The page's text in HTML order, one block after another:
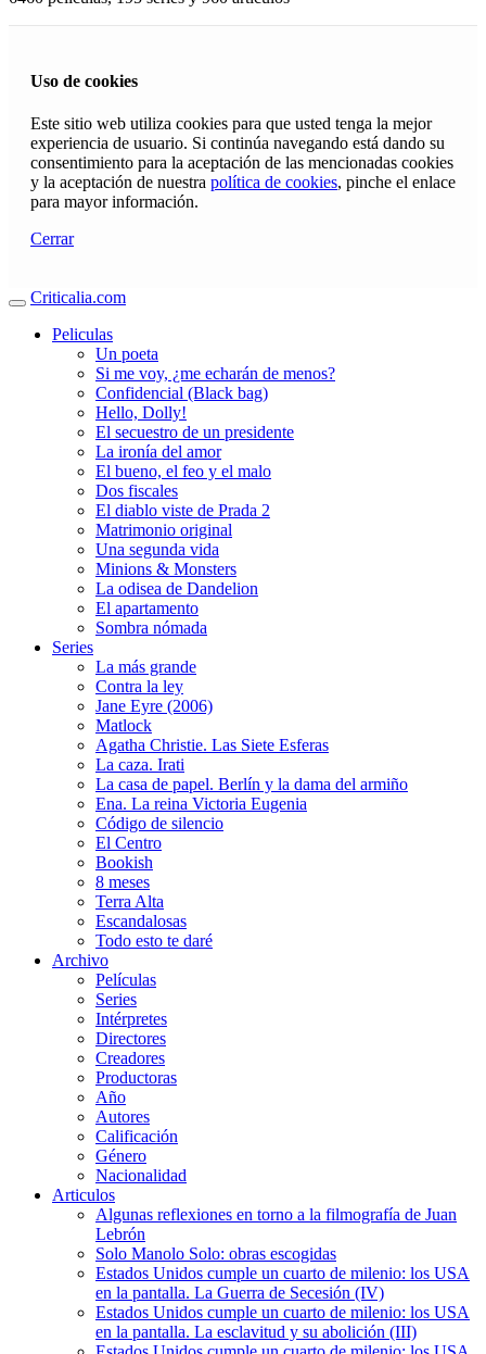
Uso de cookies
Este sitio web utiliza cookies para que usted tenga la mejor
experiencia de usuario. Si continúa navegando está dando su
consentimiento para la aceptación de las mencionadas cookies
y la aceptación de nuestra política de cookies, pinche el enlace
para mayor información.
Cerrar
Criticalia.com
Peliculas
Un poeta
Si me voy, ¿me echarán de menos?
Confidencial (Black bag)
Hello, Dolly!
El secuestro de un presidente
La ironía del amor
El bueno, el feo y el malo
Dos fiscales
El diablo viste de Prada 2
Matrimonio original
Una segunda vida
Minions & Monsters
La odisea de Dandelion
El apartamento
Sombra nómada
Series
La más grande
Contra la ley
Jane Eyre (2006)
Matlock
Agatha Christie. Las Siete Esferas
La caza. Irati
La casa de papel. Berlín y la dama del armiño
Ena. La reina Victoria Eugenia
Código de silencio
El Centro
Bookish
8 meses
Terra Alta
Escandalosas
Todo esto te daré
Archivo
Películas
Series
Intérpretes
Directores
Creadores
Productoras
Año
Autores
Calificación
Género
Nacionalidad
Articulos
Algunas reflexiones en torno a la filmografía de Juan
Lebrón
Solo Manolo Solo: obras escogidas
Estados Unidos cumple un cuarto de milenio: los USA
en la pantalla. La Guerra de Secesión (IV)
Estados Unidos cumple un cuarto de milenio: los USA
en la pantalla. La esclavitud y su abolición (III)